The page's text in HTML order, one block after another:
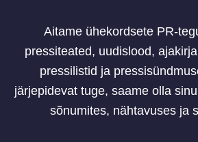
Aitame ühekordsete PR-
pressiteated, uudislood,
pressilistid ja
järjepidevat tuge, saame olla
sõnumites, nähtavuses ja